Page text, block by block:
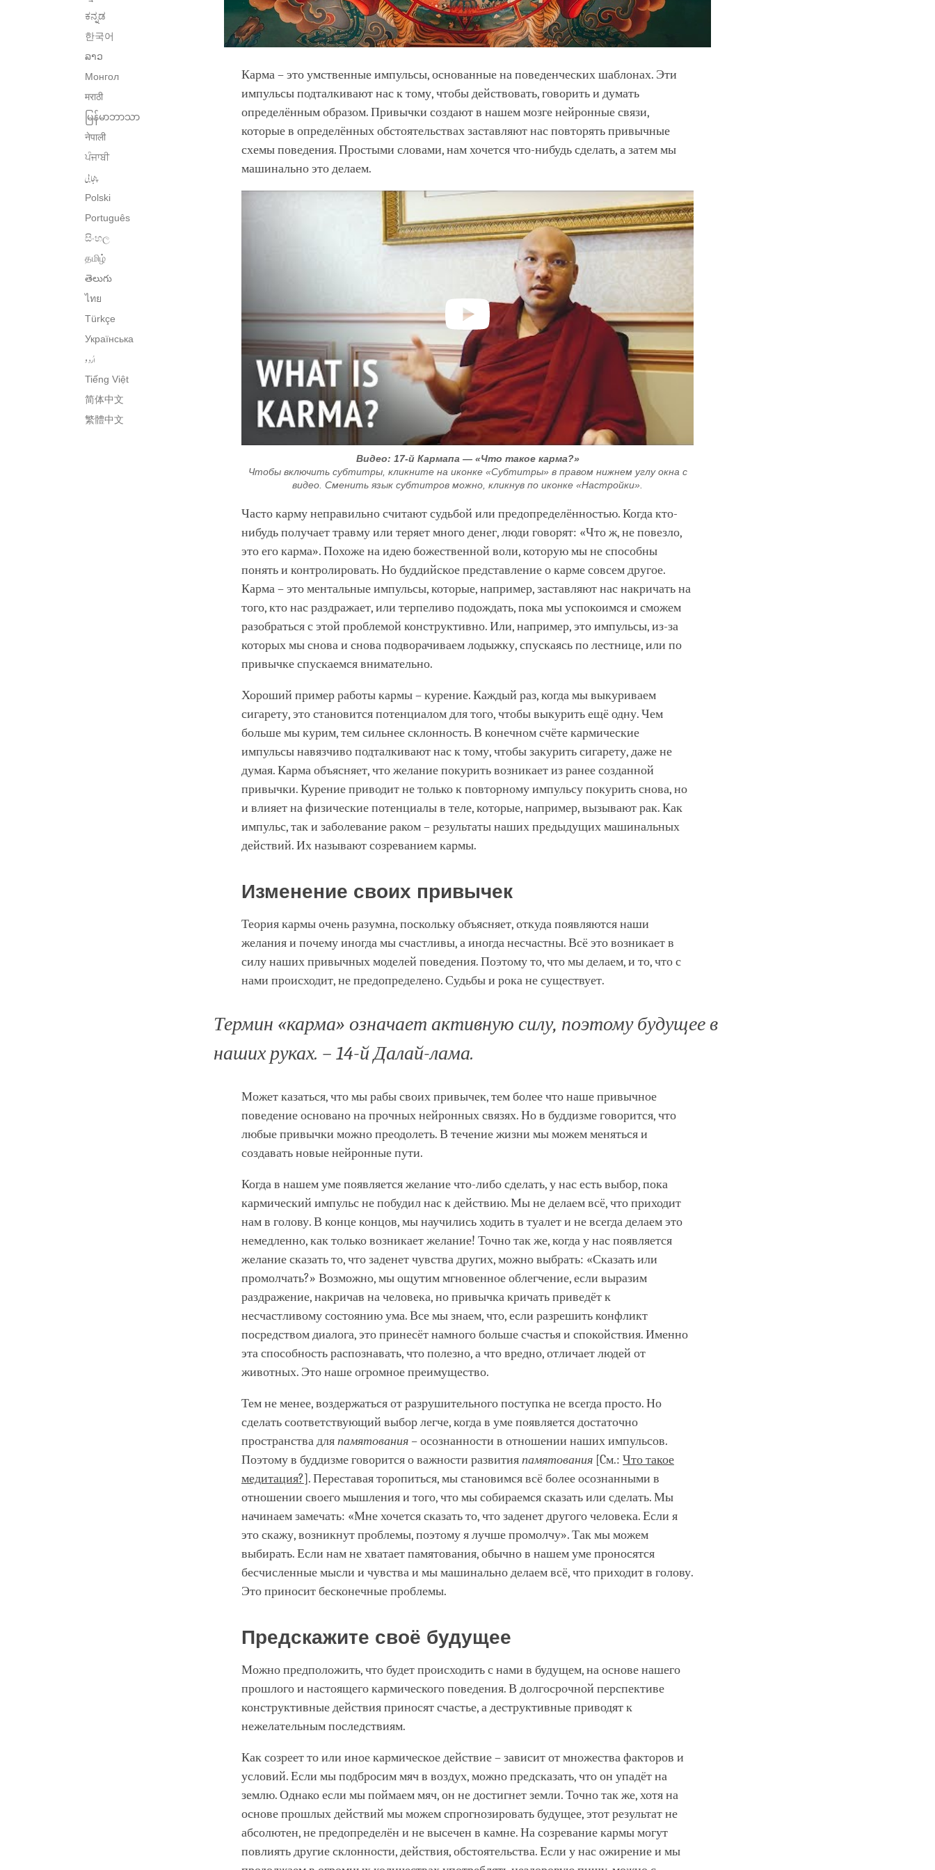
ಕನ್ನಡ
한국어
ລາວ
Монгол
मराठी
မြန်မာဘာသာ
नेपाली
ਪੰਜਾਬੀ
پنجابی
Polski
Português
සිංහල
தமிழ்
తెలుగు
ไทย
Türkçe
Українська
اُردو
Tiếng Việt
简体中文
繁體中文
Карма – это умственные импульсы, основанные на поведенческих шаблонах. Эти
импульсы подталкивают нас к тому, чтобы действовать, говорить и думать
определённым образом. Привычки создают в нашем мозге нейронные связи,
которые в определённых обстоятельствах заставляют нас повторять привычные
схемы поведения. Простыми словами, нам хочется что-нибудь сделать, а затем мы
машинально это делаем.
Видео: 17-й Кармапа — «Что такое карма?»
Чтобы включить субтитры, кликните на иконке «Субтитры» в правом нижнем углу окна с
видео. Сменить язык субтитров можно, кликнув по иконке «Настройки».
Часто карму неправильно считают судьбой или предопределённостью. Когда кто-
нибудь получает травму или теряет много денег, люди говорят: «Что ж, не повезло,
это его карма». Похоже на идею божественной воли, которую мы не способны
понять и контролировать. Но буддийское представление о карме совсем другое.
Карма – это ментальные импульсы, которые, например, заставляют нас накричать на
того, кто нас раздражает, или терпеливо подождать, пока мы успокоимся и сможем
разобраться с этой проблемой конструктивно. Или, например, это импульсы, из-за
которых мы снова и снова подворачиваем лодыжку, спускаясь по лестнице, или по
привычке спускаемся внимательно.
Хороший пример работы кармы – курение. Каждый раз, когда мы выкуриваем
сигарету, это становится потенциалом для того, чтобы выкурить ещё одну. Чем
больше мы курим, тем сильнее склонность. В конечном счёте кармические
импульсы навязчиво подталкивают нас к тому, чтобы закурить сигарету, даже не
думая. Карма объясняет, что желание покурить возникает из ранее созданной
привычки. Курение приводит не только к повторному импульсу покурить снова, но
и влияет на физические потенциалы в теле, которые, например, вызывают рак. Как
импульс, так и заболевание раком – результаты наших предыдущих машинальных
действий. Их называют созреванием кармы.
Изменение своих привычек
Теория кармы очень разумна, поскольку объясняет, откуда появляются наши
желания и почему иногда мы счастливы, а иногда несчастны. Всё это возникает в
силу наших привычных моделей поведения. Поэтому то, что мы делаем, и то, что с
нами происходит, не предопределено. Судьбы и рока не существует.
Термин «карма» означает активную силу, поэтому будущее в
наших руках. – 14-й Далай-лама.
Может казаться, что мы рабы своих привычек, тем более что наше привычное
поведение основано на прочных нейронных связях. Но в буддизме говорится, что
любые привычки можно преодолеть. В течение жизни мы можем меняться и
создавать новые нейронные пути.
Когда в нашем уме появляется желание что-либо сделать, у нас есть выбор, пока
кармический импульс не побудил нас к действию. Мы не делаем всё, что приходит
нам в голову. В конце концов, мы научились ходить в туалет и не всегда делаем это
немедленно, как только возникает желание! Точно так же, когда у нас появляется
желание сказать то, что заденет чувства других, можно выбрать: «Сказать или
промолчать?» Возможно, мы ощутим мгновенное облегчение, если выразим
раздражение, накричав на человека, но привычка кричать приведёт к
несчастливому состоянию ума. Все мы знаем, что, если разрешить конфликт
посредством диалога, это принесёт намного больше счастья и спокойствия. Именно
эта способность распознавать, что полезно, а что вредно, отличает людей от
животных. Это наше огромное преимущество.
Тем не менее, воздержаться от разрушительного поступка не всегда просто. Но
сделать соответствующий выбор легче, когда в уме появляется достаточно
пространства дляпамятования –осознанности в отношении наших импульсов.
Поэтому в буддизме говорится о важности развитияпамятования [Cм.: Что такое
медитация?]. Переставая торопиться, мы становимся всё более осознанными в
отношении своего мышления и того, что мы собираемся сказать или сделать. Мы
начинаем замечать: «Мне хочется сказать то, что заденет другого человека. Если я
это скажу, возникнут проблемы, поэтому я лучше промолчу». Так мы можем
выбирать. Если нам не хватает памятования, обычно в нашем уме проносятся
бесчисленные мысли и чувства и мы машинально делаем всё, что приходит в голову.
Это приносит бесконечные проблемы.
Предскажите своё будущее
Можно предположить, что будет происходить с нами в будущем, на основе нашего
прошлого и настоящего кармического поведения. В долгосрочной перспективе
конструктивные действия приносят счастье, а деструктивные приводят к
нежелательным последствиям.
Как созреет то или иное кармическое действие – зависит от множества факторов и
условий. Если мы подбросим мяч в воздух, можно предсказать, что он упадёт на
землю. Однако если мы поймаем мяч, он не достигнет земли. Точно так же, хотя на
основе прошлых действий мы можем спрогнозировать будущее, этот результат не
абсолютен, не предопределён и не высечен в камне. На созревание кармы могут
повлиять другие склонности, действия, обстоятельства. Если у нас ожирение и мы